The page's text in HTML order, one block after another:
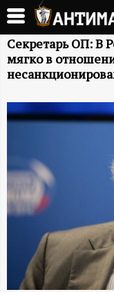
Перейти
основному
содержанию
А
Н
Т
М
А
Д
Секретарь ОП: В
мягко в